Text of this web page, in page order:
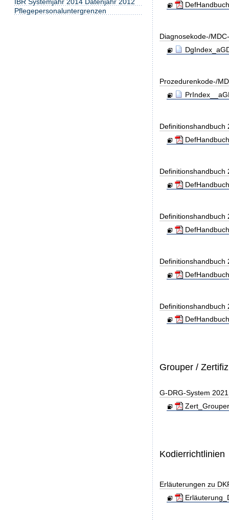
Diagnosekode-/
Prozedurenkode-/
Definitionshandbuch
Definitionshandbuch
Definitionshandbuch
Definitionshandbuch
Definitionshandbuch
Grouper /
G-DRG-System
Kodierrichtlinien
Erläuterungen zu
Pflegepersonaluntergrenzen